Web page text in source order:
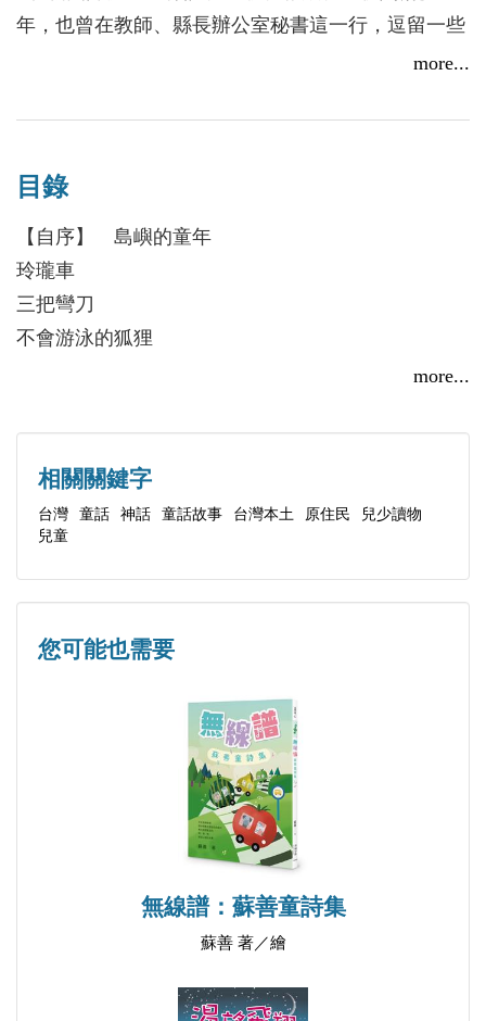
一起翻開書本，徜徉在臺灣風情的童話故事中
年，也曾在教師、縣長辦公室秘書這一行，逗留一些
主任、鄧經理、鄧副總、鄧老師、鄧秘書、鄧大哥與
more...
目錄
【自序】 島嶼的童年
玲瓏車
三把彎刀
不會游泳的狐狸
土地公
白毛松鼠
鳥人
斑鳩
南瓜島
more...
相關關鍵字
台灣 童話 神話 童話故事 台灣本土 原住民
兒少讀物
兒童
您可能也需要
無線譜：蘇善童詩集
蘇善 著／繪